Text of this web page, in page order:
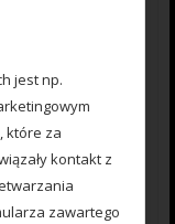
jest np.
które za
kontakt z
zawartego